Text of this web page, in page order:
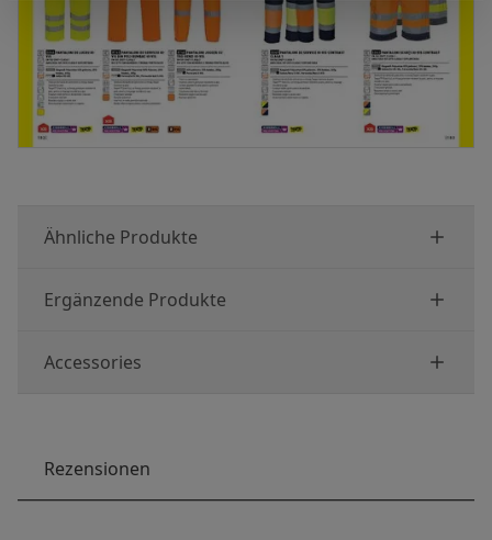
Ähnliche Produkte
Ergänzende Produkte
Accessories
Rezensionen